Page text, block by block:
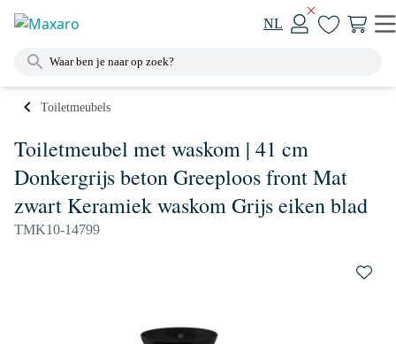
NL
Toiletmeubels
Toiletmeubel met waskom | 41 cm
Donkergrijs beton Greeploos front Mat
zwart Keramiek waskom Grijs eiken blad
TMK10-14799